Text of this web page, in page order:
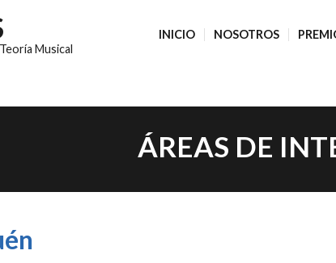
Musical
INICIO NOSOTROS
ÁREAS DE